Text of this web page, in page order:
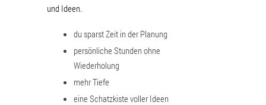
und Ideen.
du sparst Zeit in der Planung
persönliche Stunden ohne
Wiederholung
mehr Tiefe
eine Schatzkiste voller Ideen